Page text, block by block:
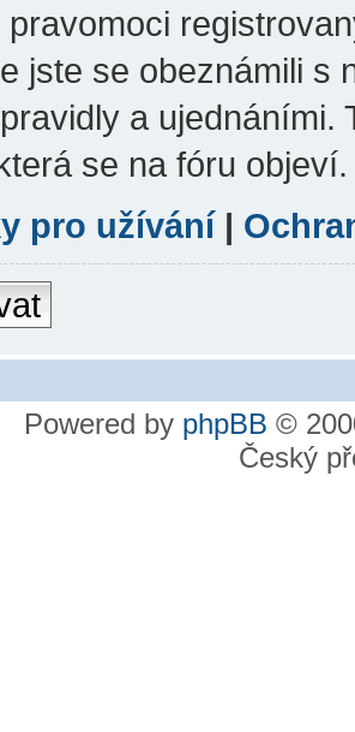
jste se obeznámili s
a ujednáními.
se na fóru objeví.
pro užívání|
Powered by phpBB ©
Český